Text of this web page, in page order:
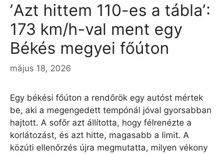
ʼAzt hittem 110-es a táblaʼ:
173 km/h-val ment egy
Békés megyei főúton
május 18, 2026
Egy békési főúton a rendőrök egy autóst mértek
be, aki a megengedett tempónál jóval gyorsabban
hajtott. A sofőr azt állította, hogy félrenézte a
korlátozást, és azt hitte, magasabb a limit. A
közúti ellenőrzés újra megmutatta, milyen vékony